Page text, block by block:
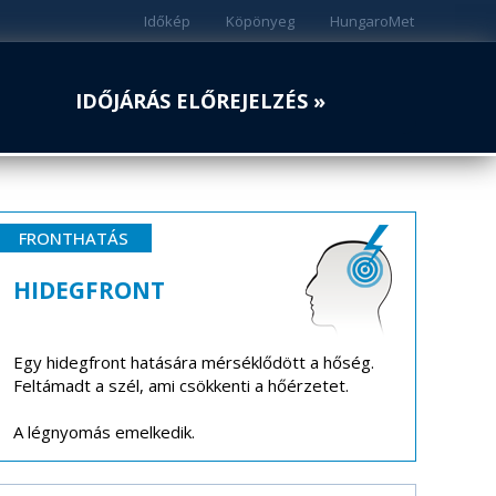
HungaroMet
Köpönyeg
Időkép
IDŐJÁRÁS ELŐREJELZÉS »
FRONTHATÁS
HIDEGFRONT
Egy hidegfront hatására mérséklődött a hőség.
Feltámadt a szél, ami csökkenti a hőérzetet.
A légnyomás emelkedik.